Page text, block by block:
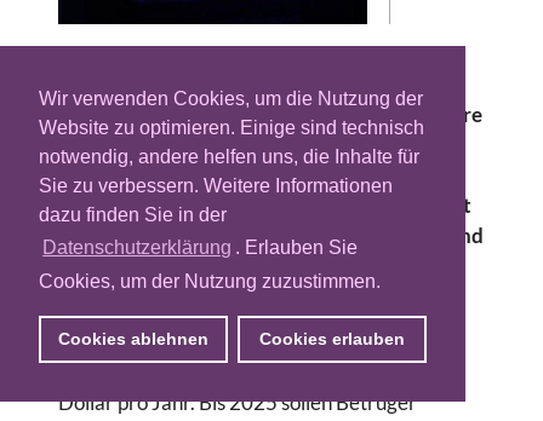
Wir verwenden Cookies, um die Nutzung der
Website zu optimieren. Einige sind technisch
notwendig, andere helfen uns, die Inhalte für
Sie zu verbessern. Weitere Informationen
dazu finden Sie in der
Datenschutzerklärung . Erlauben Sie
Cookies, um der Nutzung zuzustimmen.
Cookies ablehnen Cookies erlauben
Methbot, Hyphbot, 3ve... In jedem der
großes Botnetzwerk bekannt, das für mehrere
Milliarden gefälschte Klicks gesorgt und
Betrügern so Umsätze in Milliardenhöhe
verschafft hat. Der Kampf gegen Ad Fraud ist
ein Wettrennen zwischen Tech-Anbietern und
Betrügern. Um die Nase vorn zu behalten,
gehen die Anbieter unterschiedliche Wege.
Der Schaden, der durch Ad Fraud verursacht
wird, beträgt heute mehrere Milliarden US-
Dollar pro Jahr. Bis 2025 sollen Betrüger